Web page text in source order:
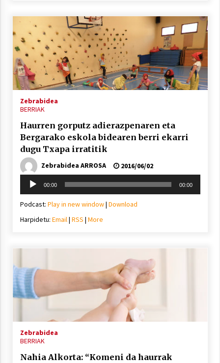
Zebrabidea
BERRIAK
Haurren gorputz adierazpenaren eta
Bergarako eskola bidearen berri ekarri
dugu Txapa irratitik
Zebrabidea ARROSA
2016/06/02
Soinu
erreproduzigailua
00:00 00:00
Podcast: Play in new window| Download
Harpidetu: Email| RSS | More
Zebrabidea
BERRIAK
Nahia Alkorta: “Komeni da haurrak